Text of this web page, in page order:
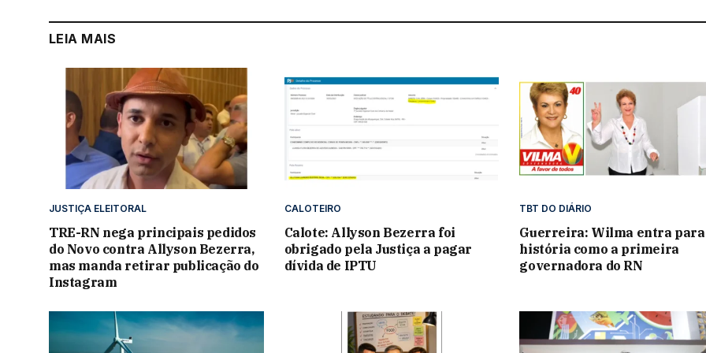
LEIA MAIS
JUSTIÇA ELEITORAL
TRE-RN nega principais pedidos
do Novo contra Allyson Bezerra,
mas manda retirar publicação do
Instagram
CALOTEIRO
Calote: Allyson Bezerra foi
obrigado pela Justiça a pagar
dívida de IPTU
TBT DO DIÁRIO
Guerreira: Wilma entra para
história como a primeira
governadora do RN